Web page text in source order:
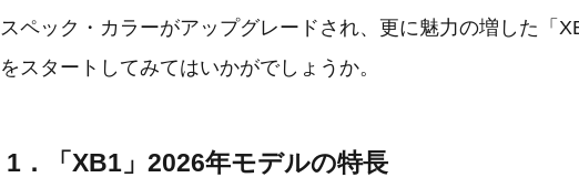
近年クロスバイクは、中学生・高校生の通学利用の拡大、環境
関の混雑回避を目的とした通勤利用の増加、運動不足解消のサ
一方で、スポーツタイプの自転車にはライトやスタンド、カギ